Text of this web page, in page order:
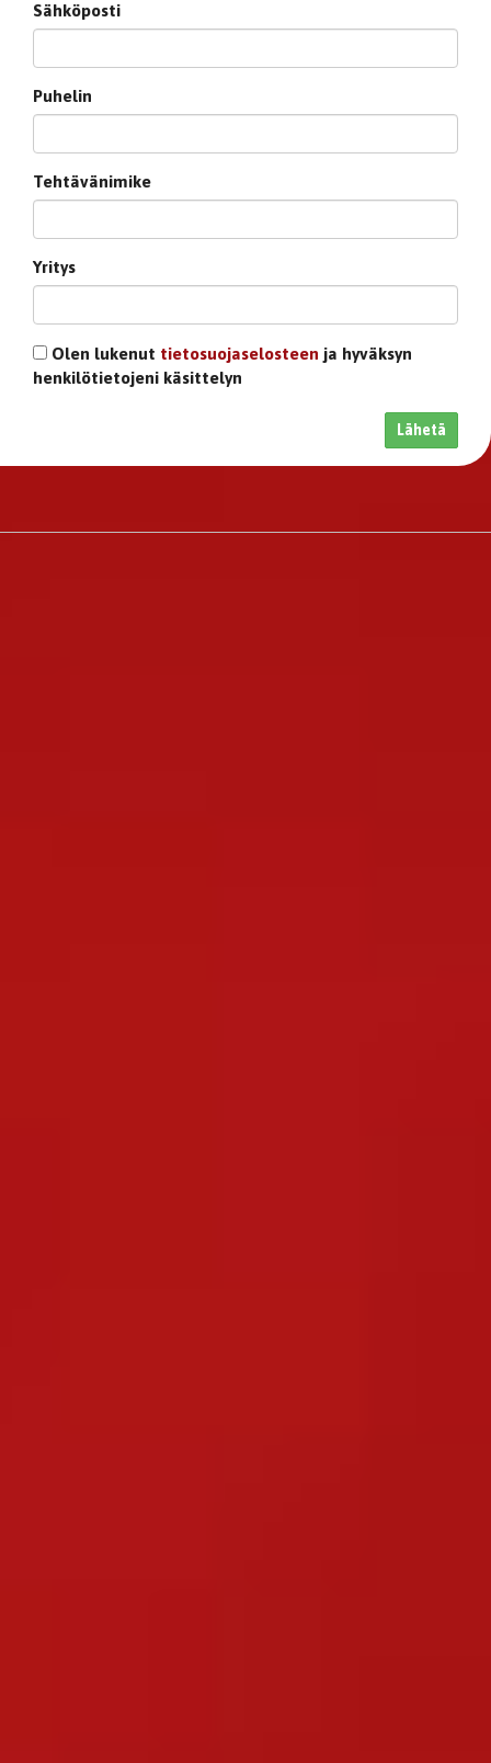
Sähköposti
Puhelin
Tehtävänimike
Yritys
Olen lukenut tietosuojaselosteen ja hyväksyn
henkilötietojeni käsittelyn
Lähetä